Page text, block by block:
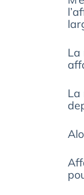
La
La